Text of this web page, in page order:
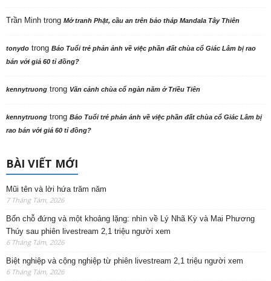
Trần Minh trong Mở tranh Phật, cầu an trên bảo tháp Mandala Tây Thiên
tonydo trong Báo Tuổi trẻ phản ảnh về việc phần đất chùa cổ Giác Lâm bị rao
bán với giá 60 tỉ đồng?
kennytruong trong Vãn cảnh chùa cổ ngàn năm ở Triều Tiên
kennytruong trong Báo Tuổi trẻ phản ảnh về việc phần đất chùa cổ Giác Lâm bị
rao bán với giá 60 tỉ đồng?
BÀI VIẾT MỚI
Mũi tên và lời hứa trăm năm
7 Tháng Tám, 2026
Bốn chỗ đứng và một khoảng lặng: nhìn về Lý Nhã Kỳ và Mai Phương
Thúy sau phiên livestream 2,1 triệu người xem
6 Tháng Tám, 2026
Biệt nghiệp và cộng nghiệp từ phiên livestream 2,1 triệu người xem
6 Tháng Tám, 2026